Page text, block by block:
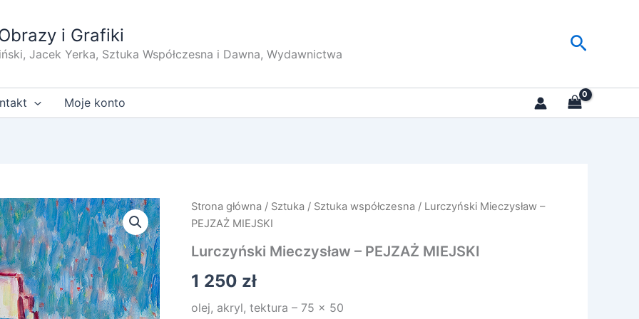
i Grafiki
Jacek Yerka, Sztuka Współczesna i Dawna, Wydawnictwa
Szukaj
Moje konto
Strona główna / Sztuka / Sztuka współczesna / Lurczyński Mieczysław –
PEJZAŻ MIEJSKI
Lurczyński Mieczysław – PEJZAŻ MIEJSKI
1 250 zł
olej, akryl, tektura – 75 x 50